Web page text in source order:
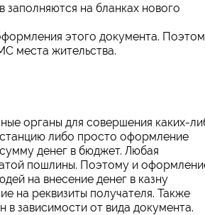
заполняются на бланках нового
этого документа.
места жительства.
органы для совершения каких-
либо просто оформление
денег в бюджет. Любая
пошлины. Поэтому и
на внесение денег в казну
на реквизиты получателя. Также
зависимости от вида документа.